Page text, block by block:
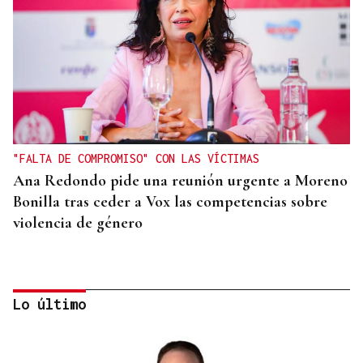
"FALTA DE COMPROMISO" CON LAS VÍCTIMAS
Ana Redondo pide una reunión urgente a Moreno
Bonilla tras ceder a Vox las competencias sobre
violencia de género
Lo último